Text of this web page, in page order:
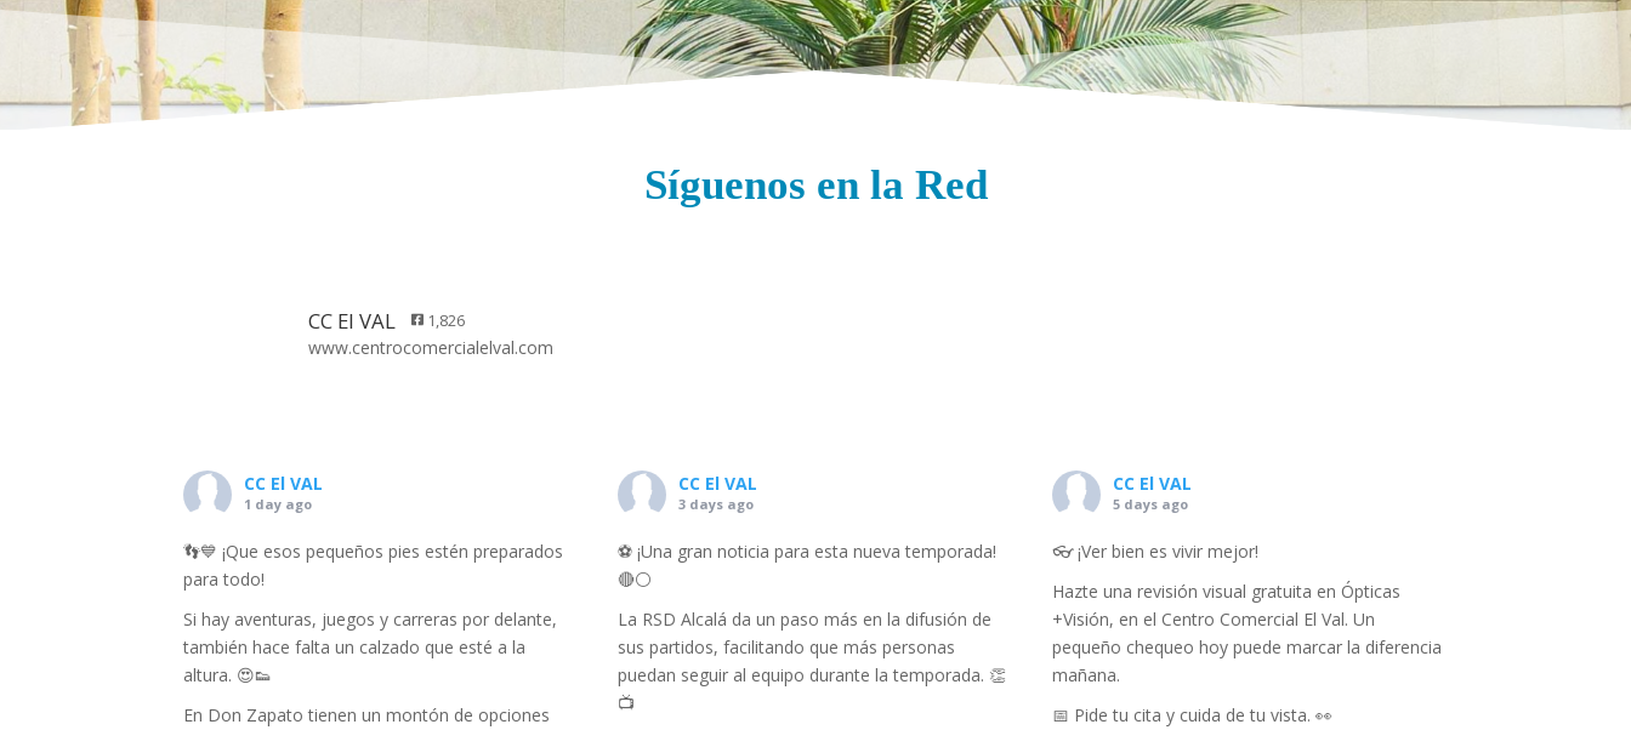
Síguenos en la Red
CC El VAL 1,826
www.centrocomercialelval.com
CC El VAL
1 day ago
👣💙 ¡Que esos pequeños pies estén preparados
para todo!
Si hay aventuras, juegos y carreras por delante,
también hace falta un calzado que esté a la
altura. 😍👟
En Don Zapato tienen un montón de opciones
CC El VAL
3 days ago
⚽️ ¡Una gran noticia para esta nueva temporada!
🔴⚪
La RSD Alcalá da un paso más en la difusión de
sus partidos, facilitando que más personas
puedan seguir al equipo durante la temporada. 👏
📺
CC El VAL
5 days ago
👓 ¡Ver bien es vivir mejor!
Hazte una revisión visual gratuita en Ópticas
+Visión, en el Centro Comercial El Val. Un
pequeño chequeo hoy puede marcar la diferencia
mañana.
📅 Pide tu cita y cuida de tu vista. 👀